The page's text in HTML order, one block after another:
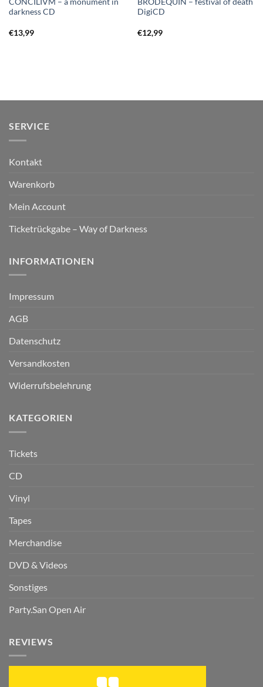
CONCILIVM – a monument in
darkness CD
€13,99
BRODEQUIN – festival of death
DigiCD
€12,99
SERVICE
Kontakt
Warenkorb
Mein Account
Ticketrückgabe – Way of Darkness
INFORMATIONEN
Impressum
AGB
Datenschutz
Versandkosten
Widerrufsbelehrung
KATEGORIEN
Tickets
CD
Vinyl
Tapes
Merchandise
DVD & Videos
Sonstiges
Party.San Open Air
REVIEWS